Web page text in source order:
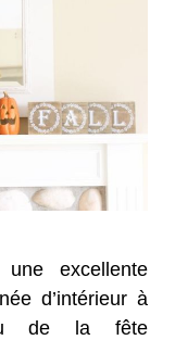
excellente
d’intérieur à
ou de la fête